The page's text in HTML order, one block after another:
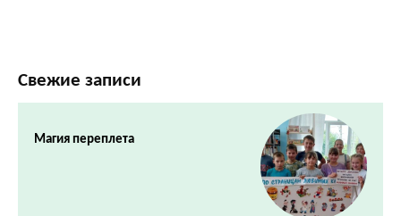
Свежие записи
Магия переплета